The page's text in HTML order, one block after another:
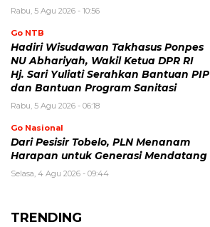
Rabu, 5 Agu 2026 - 10:56
Go NTB
Hadiri Wisudawan Takhasus Ponpes
NU Abhariyah, Wakil Ketua DPR RI
Hj. Sari Yuliati Serahkan Bantuan PIP
dan Bantuan Program Sanitasi
Rabu, 5 Agu 2026 - 06:18
Go Nasional
Dari Pesisir Tobelo, PLN Menanam
Harapan untuk Generasi Mendatang
Selasa, 4 Agu 2026 - 09:44
TRENDING